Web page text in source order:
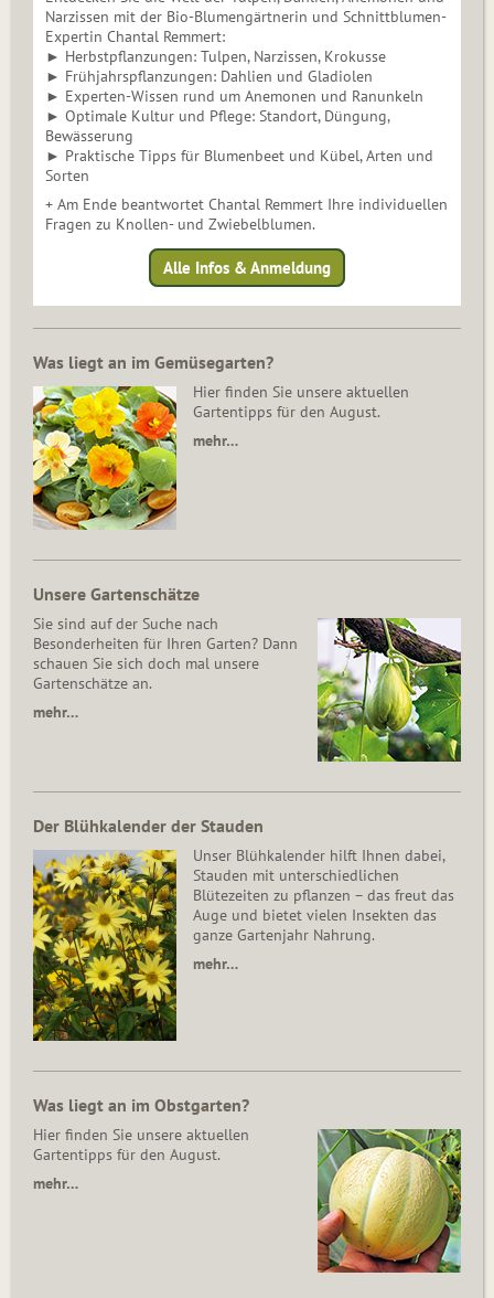
Narzissen mit der Bio-Blumengärtnerin und Schnittblumen-
Expertin Chantal Remmert:
► Herbstpflanzungen: Tulpen, Narzissen, Krokusse
► Frühjahrspflanzungen: Dahlien und Gladiolen
► Experten-Wissen rund um Anemonen und Ranunkeln
► Optimale Kultur und Pflege: Standort, Düngung,
Bewässerung
► Praktische Tipps für Blumenbeet und Kübel, Arten und
Sorten
+ Am Ende beantwortet Chantal Remmert Ihre individuellen
Fragen zu Knollen- und Zwiebelblumen.
Alle Infos & Anmeldung
Was liegt an im Gemüsegarten?
Hier finden Sie unsere aktuellen
Gartentipps für den August.
mehr…
Unsere Gartenschätze
Sie sind auf der Suche nach
Besonderheiten für Ihren Garten? Dann
schauen Sie sich doch mal unsere
Gartenschätze an.
mehr…
Der Blühkalender der Stauden
Unser Blühkalender hilft Ihnen dabei,
Stauden mit unterschiedlichen
Blütezeiten zu pflanzen – das freut das
Auge und bietet vielen Insekten das
ganze Gartenjahr Nahrung.
mehr…
Was liegt an im Obstgarten?
Hier finden Sie unsere aktuellen
Gartentipps für den August.
mehr…